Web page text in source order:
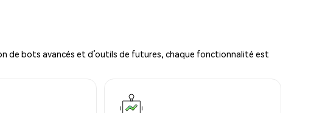
de bots avancés et d’outils de futures, chaque fonctionnalité est